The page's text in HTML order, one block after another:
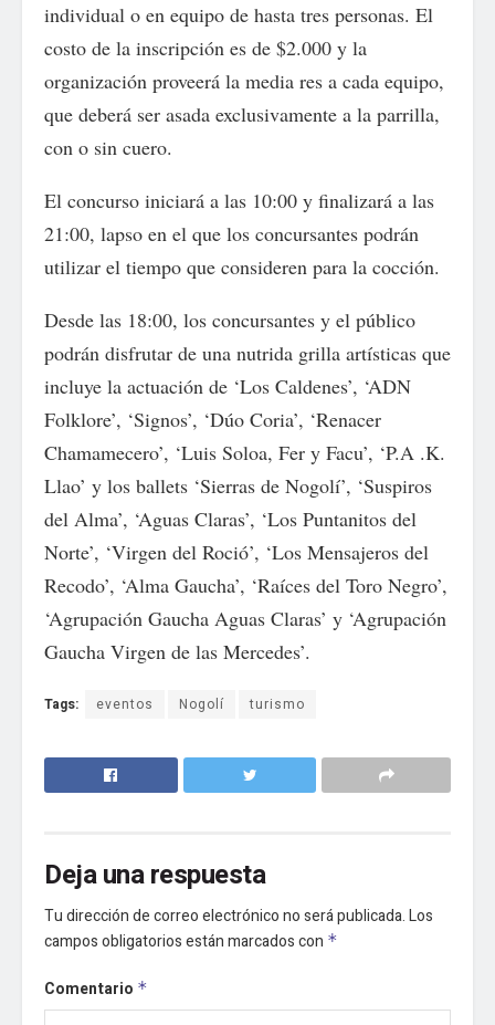
individual o en equipo de hasta tres personas. El
costo de la inscripción es de $2.000 y la
organización proveerá la media res a cada equipo,
que deberá ser asada exclusivamente a la parrilla,
con o sin cuero.
El concurso iniciará a las 10:00 y finalizará a las
21:00, lapso en el que los concursantes podrán
utilizar el tiempo que consideren para la cocción.
Desde las 18:00, los concursantes y el público
podrán disfrutar de una nutrida grilla artísticas que
incluye la actuación de ‘Los Caldenes’, ‘ADN
Folklore’, ‘Signos’, ‘Dúo Coria’, ‘Renacer
Chamamecero’, ‘Luis Soloa, Fer y Facu’, ‘P.A .K.
Llao’ y los ballets ‘Sierras de Nogolí’, ‘Suspiros
del Alma’, ‘Aguas Claras’, ‘Los Puntanitos del
Norte’, ‘Virgen del Roció’, ‘Los Mensajeros del
Recodo’, ‘Alma Gaucha’, ‘Raíces del Toro Negro’,
‘Agrupación Gaucha Aguas Claras’ y ‘Agrupación
Gaucha Virgen de las Mercedes’.
Tags: eventos Nogolí turismo
Deja una respuesta
Tu dirección de correo electrónico no será publicada.Los
campos obligatorios están marcados con *
Comentario *